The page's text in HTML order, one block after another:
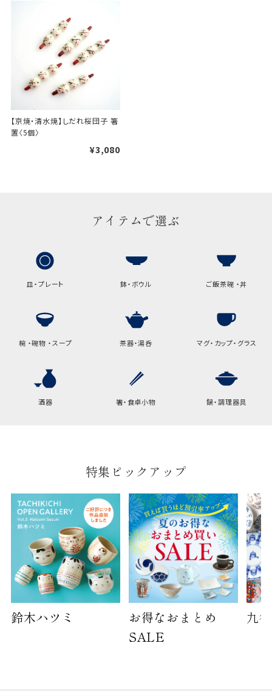
のし・包装体裁により、紐（ひも）掛けしない場合が
あります。
天掛け包装について
け包装）です。
ギフト袋について
包装紙でお包みできない一部
たします。
手提袋はお付けできません。
ご注文時に、ご希望枚数をご記入ください。
A:京名所 袋
幅
9cm
B:京名所 袋
サイズ
高さ
40cm
横
30cm
幅
14cm
【京焼・清水焼】しだれ桜団子 箸
置〈5個〉
¥3,080
アイテムで選ぶ
皿・プレート 鉢・ボウル ご飯茶碗 ・丼
椀 ・碗物 ・スープ 茶器・湯呑 マグ・カップ・グラス
酒器 箸・食卓小物 鍋・調理器具
特集ピックアップ
鈴木ハツミ
お得なおまとめ
SALE
九